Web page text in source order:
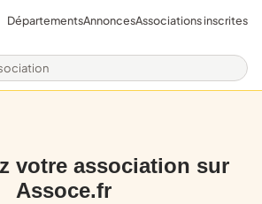
DépartementsAnnoncesAssociations inscrites
votre association sur
Assoce.fr